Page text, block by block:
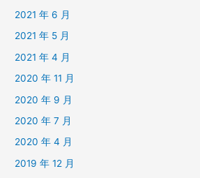
2021 年 6 月
2021 年 5 月
2021 年 4 月
2020 年 11 月
2020 年 9 月
2020 年 7 月
2020 年 4 月
2019 年 12 月